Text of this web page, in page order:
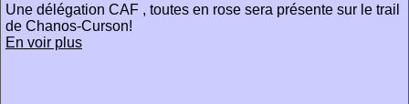
Une délégation CAF , toutes en rose sera présente sur le trail
de Chanos-Curson!
En voir plus